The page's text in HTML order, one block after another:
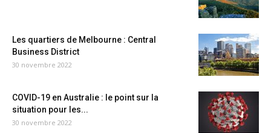
Les quartiers de Melbourne : Central
Business District
30 novembre 2022
COVID-19 en Australie : le point sur la
situation pour les...
30 novembre 2022